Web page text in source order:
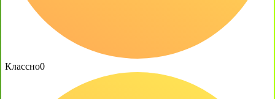
Классно0